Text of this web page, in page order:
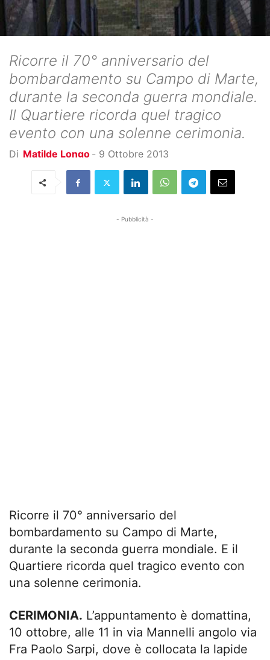
Ricorre il 70° anniversario del
bombardamento su Campo di Marte,
durante la seconda guerra mondiale.
Il Quartiere ricorda quel tragico
evento con una solenne cerimonia.
Di Matilde Longo - 9 Ottobre 2013
- Pubblicità -
Ricorre il 70° anniversario del
bombardamento su Campo di Marte,
durante la seconda guerra mondiale. E il
Quartiere ricorda quel tragico evento con
una solenne cerimonia.
CERIMONIA. L’appuntamento è domattina,
10 ottobre, alle 11 in via Mannelli angolo via
Fra Paolo Sarpi, dove è collocata la lapide